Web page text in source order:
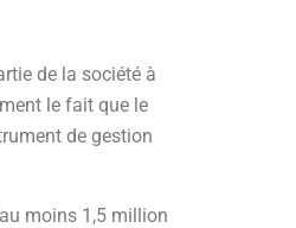
de la société à
le fait que le
de gestion
moins 1,5 million